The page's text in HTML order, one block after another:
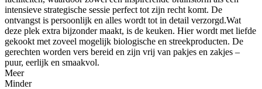
intensieve strategische sessie perfect tot zijn recht komt. De
ontvangst is persoonlijk en alles wordt tot in detail verzorgd.Wat
deze plek extra bijzonder maakt, is de keuken. Hier wordt met liefde
gekookt met zoveel mogelijk biologische en streekproducten. De
gerechten worden vers bereid en zijn vrij van pakjes en zakjes –
puur, eerlijk en smaakvol.
Meer
Minder